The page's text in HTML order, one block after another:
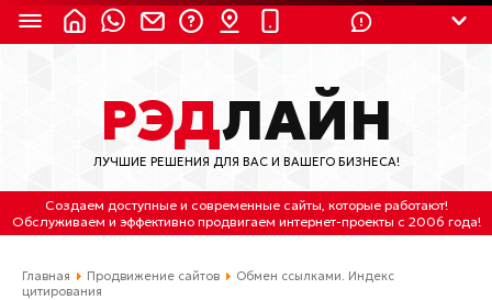
8 (800) 550-9899 (с 2:30 до 11:30 по
Мск)
Бесплатно по России
(4212) 658-653
(4212) 637-673
РЭДЛАЙН
ЛУЧШИЕ РЕШЕНИЯ ДЛЯ ВАС И ВАШЕГО БИЗНЕСА!
Создаем доступные и современные сайты, которые работают!
Обслуживаем и эффективно продвигаем интернет-проекты с 2006 года!
Главная Продвижение сайтов
Обмен ссылками. Индекс
цитирования